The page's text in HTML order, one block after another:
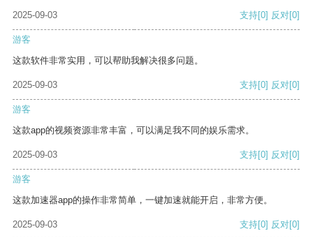
2025-09-03 支持[0] 反对[0]
游客
这款软件非常实用，可以帮助我解决很多问题。
2025-09-03 支持[0] 反对[0]
游客
这款app的视频资源非常丰富，可以满足我不同的娱乐需求。
2025-09-03 支持[0] 反对[0]
游客
这款加速器app的操作非常简单，一键加速就能开启，非常方便。
2025-09-03 支持[0] 反对[0]